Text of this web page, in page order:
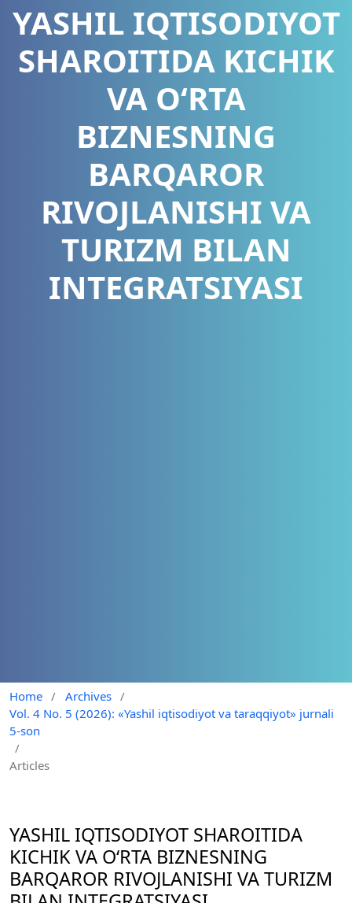
YASHIL IQTISODIYOT
SHAROITIDA KICHIK
VA O‘RTA
BIZNESNING
BARQAROR
RIVOJLANISHI VA
TURIZM BILAN
INTEGRATSIYASI
Home / Archives /
Vol. 4 No. 5 (2026): «Yashil iqtisodiyot va taraqqiyot» jurnali
5-son
/
Articles
YASHIL IQTISODIYOT SHAROITIDA
KICHIK VA O‘RTA BIZNESNING
BARQAROR RIVOJLANISHI VA TURIZM